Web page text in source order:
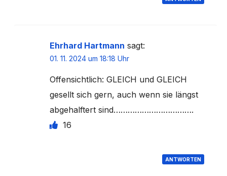
Ehrhard Hartmann sagt:
01. 11. 2024 um 18:18 Uhr
Offensichtlich: GLEICH und GLEICH
gesellt sich gern, auch wenn sie längst
abgehalftert sind…………………………….
16
ANTWORTEN